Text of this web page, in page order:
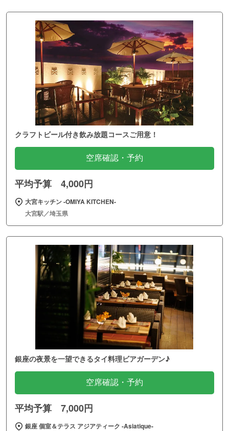
クラフトビール付き飲み放題コースご用意！
空席確認・予約
平均予算 4,000円
大宮キッチン ‐OMIYA KITCHEN‐
大宮駅／埼玉県
銀座の夜景を一望できるタイ料理ビアガーデン♪
空席確認・予約
平均予算 7,000円
銀座 個室＆テラス アジアティーク ‐Asiatique‐